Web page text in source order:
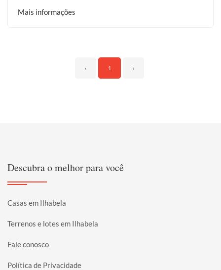
Mais informações
‹ 1 ›
Descubra o melhor para você
Casas em Ilhabela
Terrenos e lotes em Ilhabela
Fale conosco
Política de Privacidade